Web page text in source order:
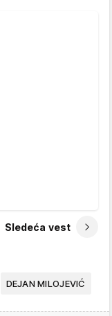
Sledeća vest
DEJAN MILOJEVIĆ